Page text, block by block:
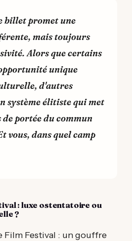
billet promet une
mais toujours
Alors que certains
unique
d'autres
système élitiste qui met
portée du commun
vous, dans quel camp
: luxe ostentatoire ou
?
Film Festival : un gouffre